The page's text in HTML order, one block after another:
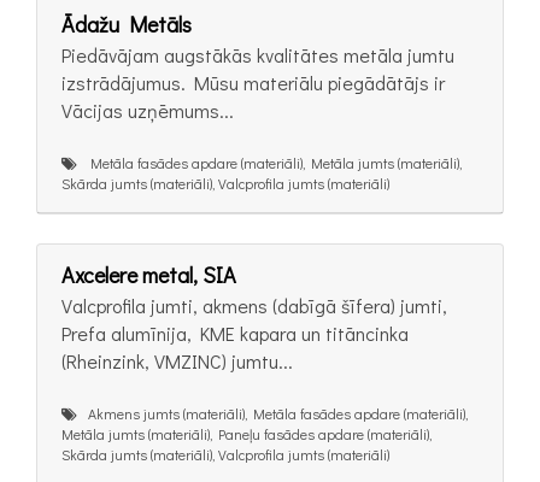
Ādažu Metāls
Piedāvājam augstākās kvalitātes metāla jumtu
izstrādājumus. Mūsu materiālu piegādātājs ir
Vācijas uzņēmums...
Metāla fasādes apdare (materiāli), Metāla jumts (materiāli),
Skārda jumts (materiāli), Valcprofila jumts (materiāli)
Axcelere metal, SIA
Valcprofila jumti, akmens (dabīgā šīfera) jumti,
Prefa alumīnija, KME kapara un titāncinka
(Rheinzink, VMZINC) jumtu...
Akmens jumts (materiāli), Metāla fasādes apdare (materiāli),
Metāla jumts (materiāli), Paneļu fasādes apdare (materiāli),
Skārda jumts (materiāli), Valcprofila jumts (materiāli)